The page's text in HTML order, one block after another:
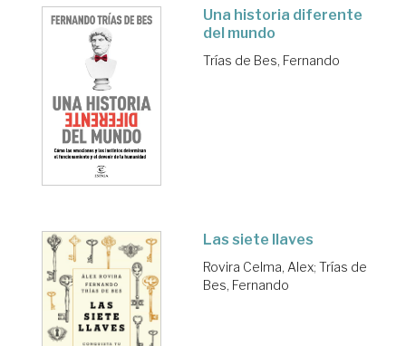
Una historia diferente
del mundo
Trías de Bes, Fernando
Las siete llaves
Rovira Celma, Alex; Trías de
Bes, Fernando